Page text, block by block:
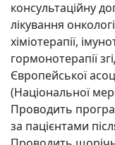
консультаційну
лікування
хіміотерапії,
гормонотерапії
Європейської
(Національної
Проводить
за пацієнтами